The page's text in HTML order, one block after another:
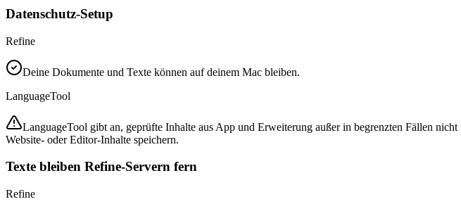
Datenschutz-Setup
Refine
Deine Dokumente und Texte können auf deinem Mac bleiben.
LanguageTool
LanguageTool gibt an, geprüfte Inhalte aus App und Erweiterung außer in begrenzten Fällen
Website- oder Editor-Inhalte speichern.
Texte bleiben Refine-Servern fern
Refine